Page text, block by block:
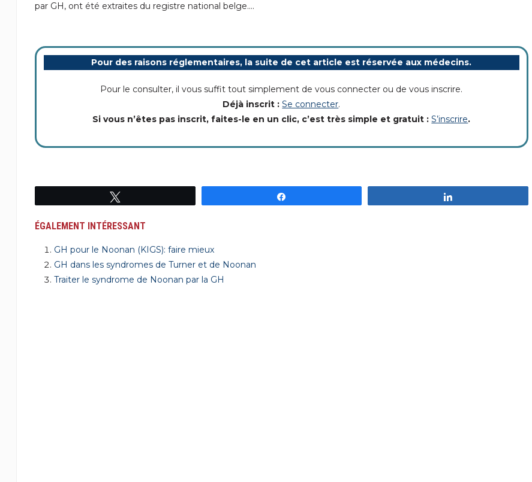
par GH, ont été extraites du registre national belge....
Pour des raisons réglementaires, la suite de cet article est réservée aux médecins.
Pour le consulter, il vous suffit tout simplement de vous connecter ou de vous inscrire.
Déjà inscrit :Se connecter.
Si vous n’êtes pas inscrit, faites-le en un clic, c’est très simple et gratuit :S’inscrire.
ÉGALEMENT INTÉRESSANT
GH pour le Noonan (KIGS): faire mieux
GH dans les syndromes de Turner et de Noonan
Traiter le syndrome de Noonan par la GH